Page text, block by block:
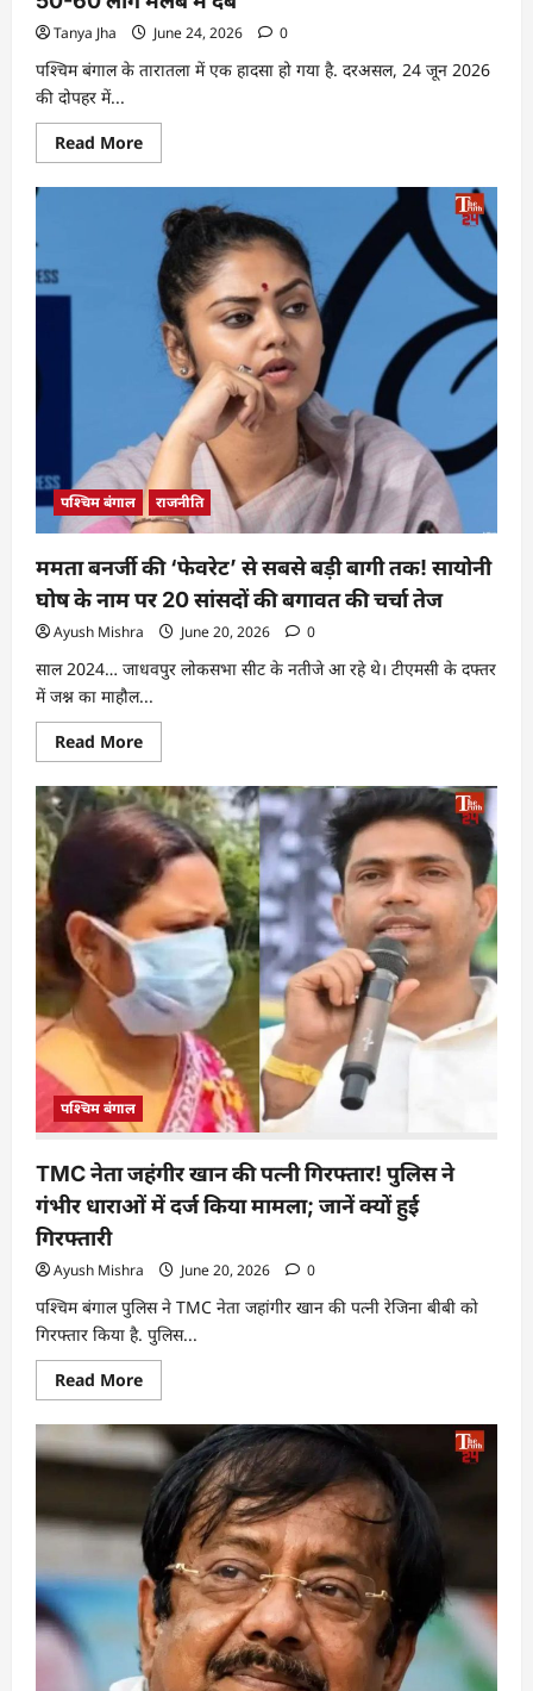
Tanya Jha June 24, 2026 0
पश्चिम बंगाल के तारातला में एक हादसा हो गया है. दरअसल, 24 जून 2026
की दोपहर में...
Read More
पश्चिम बंगाल राजनीति
ममता बनर्जी की ‘फेवरेट’ से सबसे बड़ी बागी तक! सायोनी
घोष के नाम पर 20 सांसदों की बगावत की चर्चा तेज
Ayush Mishra June 20, 2026 0
साल 2024… जाधवपुर लोकसभा सीट के नतीजे आ रहे थे। टीएमसी के दफ्तर
में जश्न का माहौल...
Read More
पश्चिम बंगाल
TMC नेता जहंगीर खान की पत्नी गिरफ्तार! पुलिस ने
गंभीर धाराओं में दर्ज किया मामला; जानें क्यों हुई
गिरफ्तारी
Ayush Mishra June 20, 2026 0
पश्चिम बंगाल पुलिस ने TMC नेता जहांगीर खान की पत्नी रेजिना बीबी को
गिरफ्तार किया है. पुलिस...
Read More